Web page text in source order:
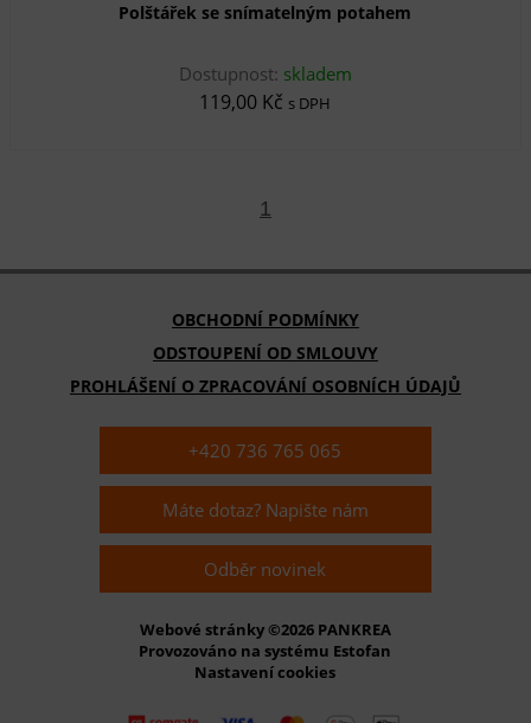
Polštářek se snímatelným potahem
Dostupnost: skladem
119,00 Kč s DPH
1
OBCHODNÍ PODMÍNKY
ODSTOUPENÍ OD SMLOUVY
PROHLÁŠENÍ O ZPRACOVÁNÍ OSOBNÍCH ÚDAJŮ
+420 736 765 065
Máte dotaz? Napište nám
Odběr novinek
Webové stránky ©2026 PANKREA
Provozováno na systému Estofan
Nastavení cookies